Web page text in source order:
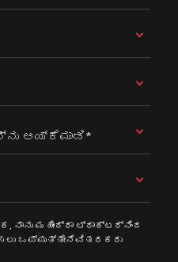
ಆಯ್ಕೆಮಾಡಿ*
ಮಹೀಂದ್ರಾ ಟ್ರಾಕ್ಟರ್ನಿಂದ
ಒಪ್ಪುತ್ತೇನೆವಿತರಕರು